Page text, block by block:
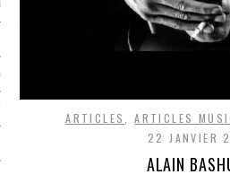
GUERRE
ARTICLES ,ARTICLES
22 JANVIER
ALAIN